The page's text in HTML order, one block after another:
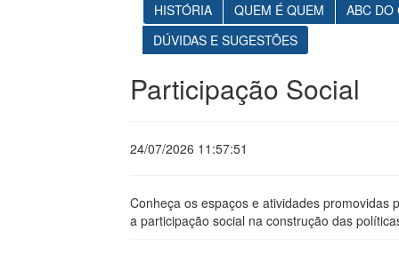
HISTÓRIA QUEM É QUEM
ABC DO
DÚVIDAS E SUGESTÕES
Participação Social
24/07/2026 11:57:51
Conheça os espaços e atividades promovidas
a participação social na construção das